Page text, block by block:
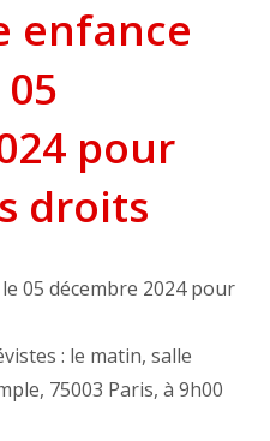
enfance
pour
droits
05 décembre 2024 pour
: le matin, salle
75003 Paris, à 9h00